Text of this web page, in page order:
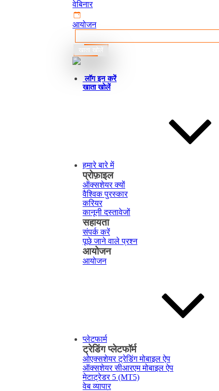
वेबिनार
आयोजन
खाता खोलें
लॉग इन करें
खाता खोलें
हमारे बारे में
प्रोफ़ाइल
ऑक्सशेयर क्यों
वैश्विक पुरस्कार
करियर
कानूनी दस्तावेजों
सहायता
संपर्क करें
पूछे जाने वाले प्रश्न
आयोजन
आयोजन
प्लेटफार्म
ट्रेडिंग प्लेटफॉर्म
ओएक्सशेयर ट्रेडिंग मोबाइल ऐप
ऑक्सशेयर सीआरएम मोबाइल ऐप
मेटाट्रेडर 5 (MT5)
वेब व्यापार